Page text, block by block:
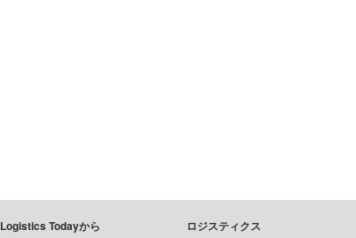
Logistics Todayから ロジスティクス